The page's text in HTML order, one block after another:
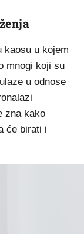
kaosu u kojem
mnogi koji su
u odnose
zna kako
će birati i